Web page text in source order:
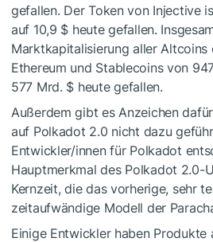
gefallen. Der Token von Injective
auf 10,9 $ heute gefallen.
Marktkapitalisierung aller Altcoins
Ethereum und Stablecoins von
577 Mrd. $ heute gefallen.
Außerdem gibt es Anzeichen
auf Polkadot 2.0 nicht dazu
Entwickler/innen für Polkadot
Hauptmerkmal des Polkadot 2.0-
Kernzeit, die das vorherige, sehr
zeitaufwändige Modell der
Einige Entwickler haben Produkte